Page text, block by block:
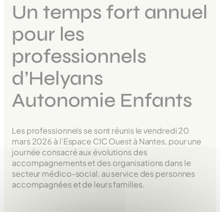
Un temps fort annuel
pour les
professionnels
d’Helyans
Autonomie Enfants
Les professionnels se sont réunis le vendredi 20
mars 2026 à l’Espace CIC Ouest à Nantes, pour une
journée consacré aux évolutions des
accompagnements et des organisations dans le
secteur médico-social, au service des personnes
accompagnées et de leurs familles.